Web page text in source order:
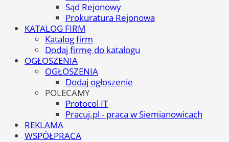
Sąd Rejonowy
Prokuratura Rejonowa
KATALOG FIRM
Katalog firm
Dodaj firmę do katalogu
OGŁOSZENIA
OGŁOSZENIA
Dodaj ogłoszenie
POLECAMY
Protocol IT
Pracuj.pl - praca w Siemianowicach
REKLAMA
WSPÓŁPRACA